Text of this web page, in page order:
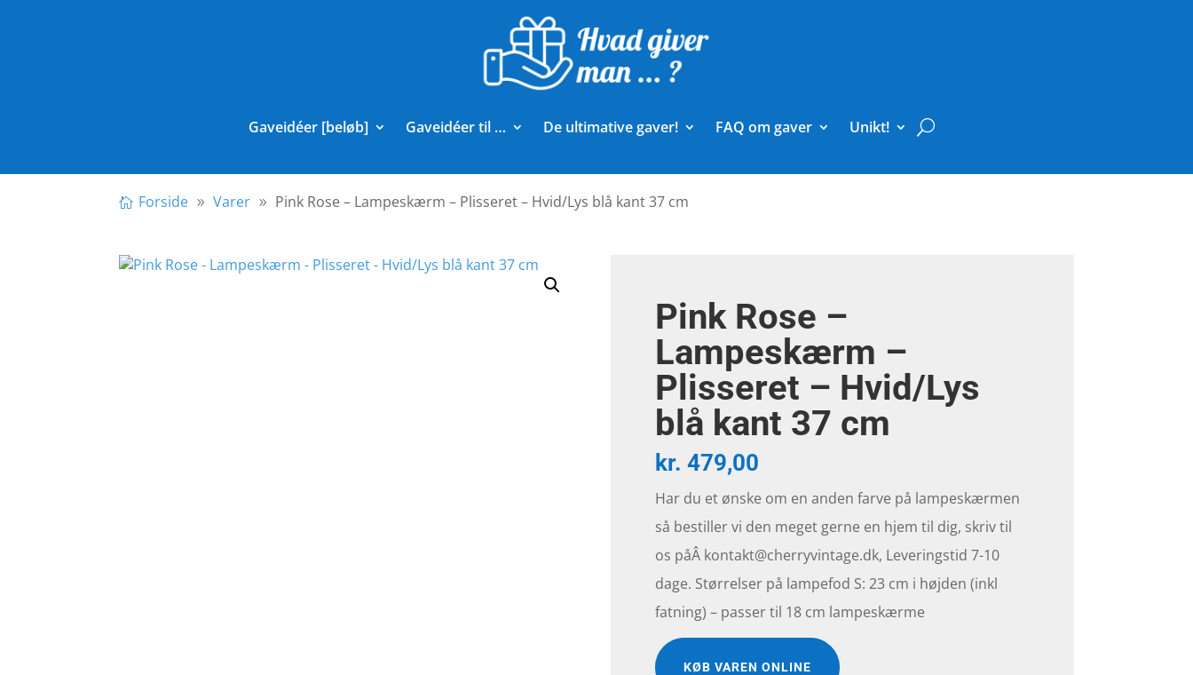
Gaveidéer [beløb] Gaveidéer til … De ultimative gaver! FAQ om gaver Unikt!
Forside Varer Pink Rose – Lampeskærm – Plisseret – Hvid/Lys blå kant 37 cm
Pink Rose –
Lampeskærm –
Plisseret – Hvid/Lys
blå kant 37 cm
kr. 479,00
Har du et ønske om en anden farve på lampeskærmen
så bestiller vi den meget gerne en hjem til dig, skriv til
os påÂ kontakt@cherryvintage.dk, Leveringstid 7-10
dage. Størrelser på lampefod S: 23 cm i højden (inkl
fatning) – passer til 18 cm lampeskærme
KØB VAREN ONLINE